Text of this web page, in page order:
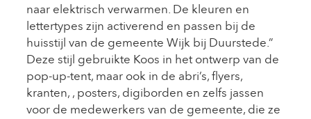
naar elektrisch verwarmen. De kleuren en
lettertypes zijn activerend en passen bij de
huisstijl van de gemeente Wijk bij Duurstede.”
Deze stijl gebruikte Koos in het ontwerp van de
pop-up-tent, maar ook in de abri’s, flyers,
kranten, , posters, digiborden en zelfs jassen
voor de medewerkers van de gemeente, die ze